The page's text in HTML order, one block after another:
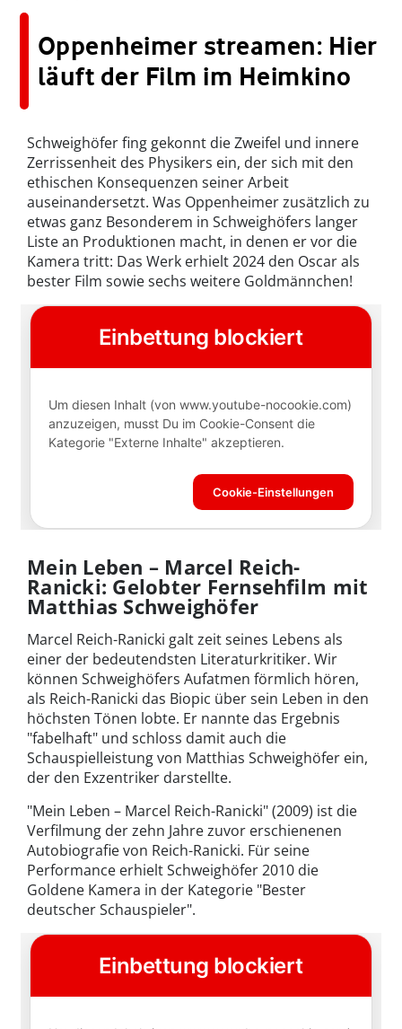
Oppenheimer streamen: Hier
läuft der Film im Heimkino
Schweighöfer fing gekonnt die Zweifel und innere
Zerrissenheit des Physikers ein, der sich mit den
ethischen Konsequenzen seiner Arbeit
auseinandersetzt. Was Oppenheimer zusätzlich zu
etwas ganz Besonderem in Schweighöfers langer
Liste an Produktionen macht, in denen er vor die
Kamera tritt: Das Werk erhielt 2024 den Oscar als
bester Film sowie sechs weitere Goldmännchen!
Mein Leben – Marcel Reich-
Ranicki: Gelobter Fernsehfilm mit
Matthias Schweighöfer
Marcel Reich-Ranicki galt zeit seines Lebens als
einer der bedeutendsten Literaturkritiker. Wir
können Schweighöfers Aufatmen förmlich hören,
als Reich-Ranicki das Biopic über sein Leben in den
höchsten Tönen lobte. Er nannte das Ergebnis
"fabelhaft" und schloss damit auch die
Schauspielleistung von Matthias Schweighöfer ein,
der den Exzentriker darstellte.
"Mein Leben – Marcel Reich-Ranicki" (2009) ist die
Verfilmung der zehn Jahre zuvor erschienenen
Autobiografie von Reich-Ranicki. Für seine
Performance erhielt Schweighöfer 2010 die
Goldene Kamera in der Kategorie "Bester
deutscher Schauspieler".